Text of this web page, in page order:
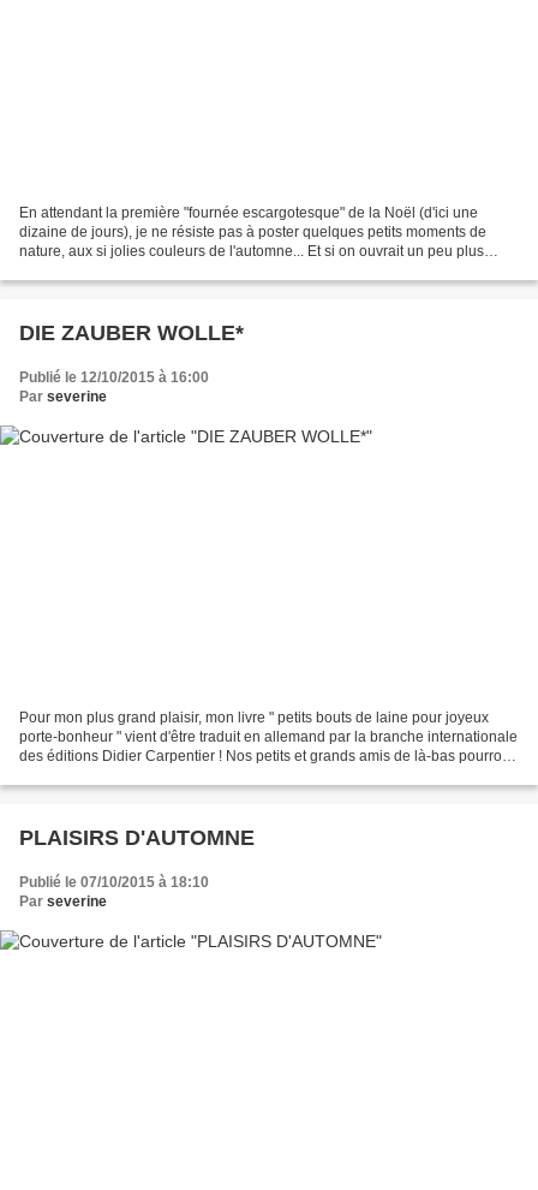
En attendant la première "fournée escargotesque" de la Noël (d'ici une
dizaine de jours), je ne résiste pas à poster quelques petits moments de
nature, aux si jolies couleurs de l'automne... Et si on ouvrait un peu plus
DIE ZAUBER WOLLE*
Publié le 12/10/2015 à 16:00
Par severine
Pour mon plus grand plaisir, mon livre " petits bouts de laine pour joyeux
porte-bonheur " vient d'être traduit en allemand par la branche internationale
des éditions Didier Carpentier ! Nos petits et grands amis de là-bas pourront
PLAISIRS D'AUTOMNE
Publié le 07/10/2015 à 18:10
Par severine